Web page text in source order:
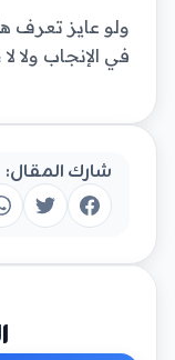
ولو عايز تعرف
في الإنجاب ولا
شارك المقال: